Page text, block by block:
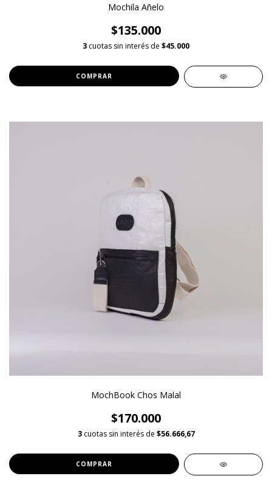
Mochila Añelo
$135.000
3 cuotas sin interés de $45.000
COMPRAR
MochBook Chos Malal
$170.000
3 cuotas sin interés de $56.666,67
COMPRAR